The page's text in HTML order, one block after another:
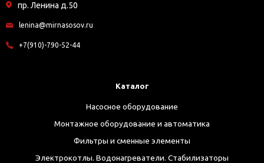
пр. Ленина д.50
lenina@mirnasosov.ru
+7(910)-790-52-44
Каталог
Насосное оборудование
Монтажное оборудование и автоматика
Фильтры и сменные элементы
Электрокотлы. Водонагреватели. Стабилизаторы